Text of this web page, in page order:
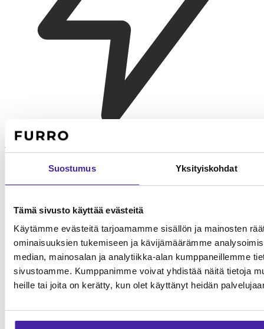
Suostumus Yksityiskohdat
Tämä sivusto käyttää evästeitä
Käytämme evästeitä tarjoamamme sisällön ja mainosten
ominaisuuksien tukemiseen ja kävijämäärämme
median, mainosalan ja analytiikka-alan kumppaneillemme
sivustoamme. Kumppanimme voivat yhdistää näitä tietoja
heille tai joita on kerätty, kun olet käyttänyt heidän
Aamulenkki
30-45 min aktiivista lenkkiä. Noutoleikit tai uinti soveltuvat hyvin.